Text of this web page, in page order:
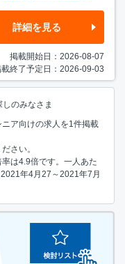
詳細を見る
掲載開始日：2026-08-07
載終了予定日：2026-09-03
のみなさま
ア向けの求人を1件掲載
さい。
は4.9倍です。一人あた
年4月27～2021年7月